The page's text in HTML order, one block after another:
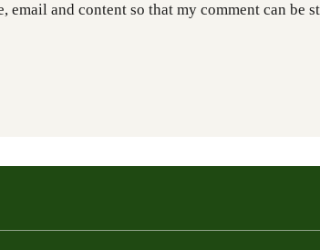
email and content so that my comment can be